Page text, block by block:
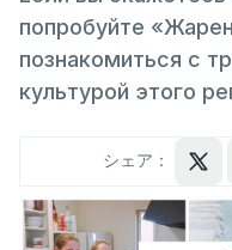
попробуйте
познакомиться с
культурой этого
シェア：